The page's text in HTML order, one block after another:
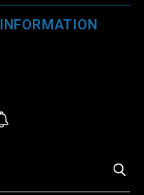
INFORMATION